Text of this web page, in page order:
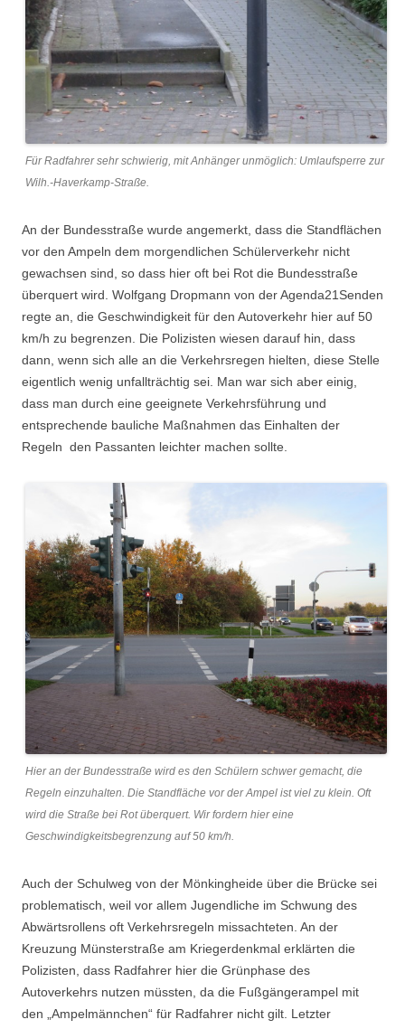
Für Radfahrer sehr schwierig, mit Anhänger unmöglich: Umlaufsperre zur
Wilh.-Haverkamp-Straße.
An der Bundesstraße wurde angemerkt, dass die Standflächen
vor den Ampeln dem morgendlichen Schülerverkehr nicht
gewachsen sind, so dass hier oft bei Rot die Bundesstraße
überquert wird. Wolfgang Dropmann von der Agenda21Senden
regte an, die Geschwindigkeit für den Autoverkehr hier auf 50
km/h zu begrenzen. Die Polizisten wiesen darauf hin, dass
dann, wenn sich alle an die Verkehrsregen hielten, diese Stelle
eigentlich wenig unfallträchtig sei. Man war sich aber einig,
dass man durch eine geeignete Verkehrsführung und
entsprechende bauliche Maßnahmen das Einhalten der
Regeln den Passanten leichter machen sollte.
Hier an der Bundesstraße wird es den Schülern schwer gemacht, die
Regeln einzuhalten. Die Standfläche vor der Ampel ist viel zu klein. Oft
wird die Straße bei Rot überquert. Wir fordern hier eine
Geschwindigkeitsbegrenzung auf 50 km/h.
Auch der Schulweg von der Mönkingheide über die Brücke sei
problematisch, weil vor allem Jugendliche im Schwung des
Abwärtsrollens oft Verkehrsregeln missachteten. An der
Kreuzung Münsterstraße am Kriegerdenkmal erklärten die
Polizisten, dass Radfahrer hier die Grünphase des
Autoverkehrs nutzen müssten, da die Fußgängerampel mit
den „Ampelmännchen“ für Radfahrer nicht gilt. Letzter